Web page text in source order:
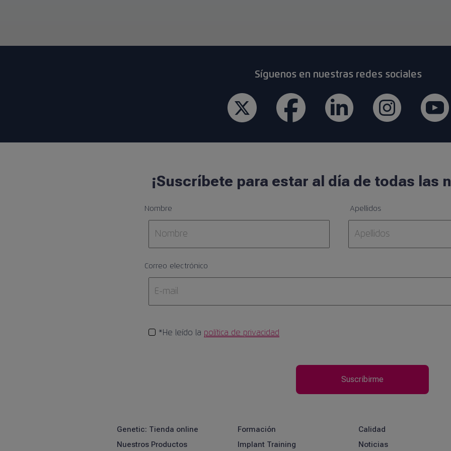
Síguenos en nuestras redes sociales
¡Suscríbete para estar al día de todas las
Nombre Apellidos
Correo electrónico
*He leído la política de privacidad
Genetic: Tienda online Formación Calidad
Nuestros Productos
Implant Training Noticias